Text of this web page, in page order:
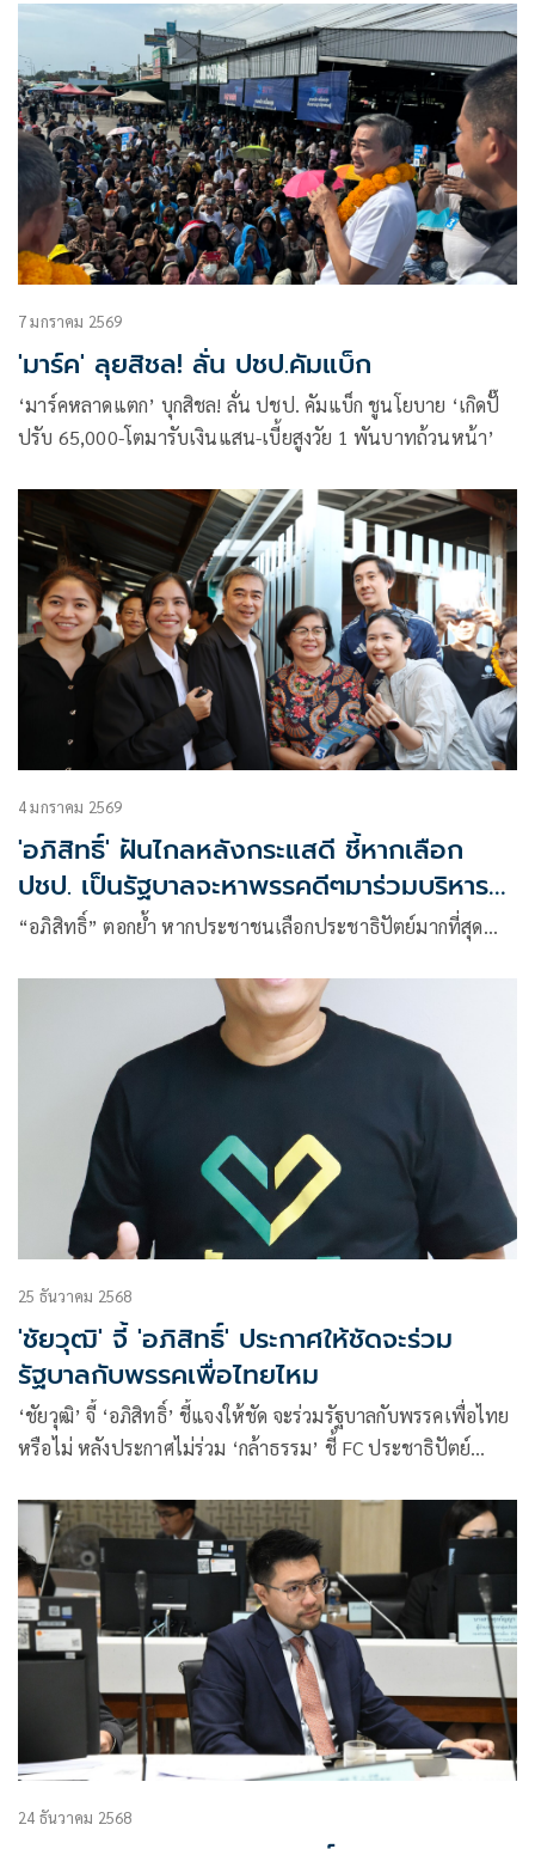
หวานชาวบ้านยังชม ‘หล่อเหมือนเดิม’
7 มกราคม 2569
'มาร์ค' ลุยสิชล! ลั่น ปชป.คัมแบ็ก
‘มาร์คหลาดแตก’ บุกสิชล! ลั่น ปชป. คัมแบ็ก ชูนโยบาย ‘เกิดปั๊
ปรับ 65,000-โตมารับเงินแสน-เบี้ยสูงวัย 1 พันบาทถ้วนหน้า’
4 มกราคม 2569
'อภิสิทธิ์' ฝันไกลหลังกระแสดี ชี้หากเลือก
ปชป. เป็นรัฐบาลจะหาพรรคดีๆมาร่วมบริหาร
ประเทศ
“อภิสิทธิ์” ตอกย้ำ หากประชาชนเลือกประชาธิปัตย์มากที่สุด…
25 ธันวาคม 2568
'ชัยวุฒิ' จี้ 'อภิสิทธิ์' ประกาศให้ชัดจะร่วม
รัฐบาลกับพรรคเพื่อไทยไหม
‘ชัยวุฒิ’ จี้ ‘อภิสิทธิ์’ ชี้แจงให้ชัด จะร่วมรัฐบาลกับพรรคเพื่อไทย
หรือไม่ หลังประกาศไม่ร่วม ‘กล้าธรรม’ ชี้ FC ประชาธิปัตย์
24 ธันวาคม 2568